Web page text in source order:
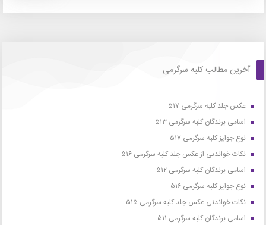
آخرین مطالب کلبه سرگرمی
عکس جلد کلبه سرگرمی ۵۱۷
اسامی برندگان کلبه سرگرمی ۵۱۳
نوع جوایز کلبه سرگرمی ۵۱۷
نکات خواندنی از عکس جلد کلبه سرگرمی ۵۱۶
اسامی برندگان کلبه سرگرمی ۵۱۲
نوع جوایز کلبه سرگرمی ۵۱۶
نکات خواندنی عکس جلد کلبه سرگرمی ۵۱۵
اسامی برندگان کلبه سرگرمی ۵۱۱